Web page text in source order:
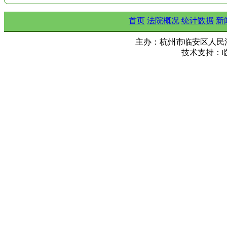
首页 法院概况 统计数据 新
主办：杭州市临安区人民
技术支持：